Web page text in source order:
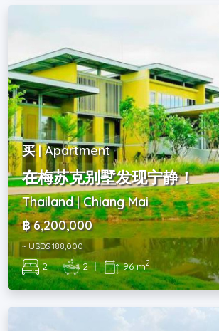
买 | Apartment
在梅苏克别墅发现宁静！
Thailand | Chiang Mai
฿ 6,200,000
~ USD$ 188,000
2 | 2 | 96 m2